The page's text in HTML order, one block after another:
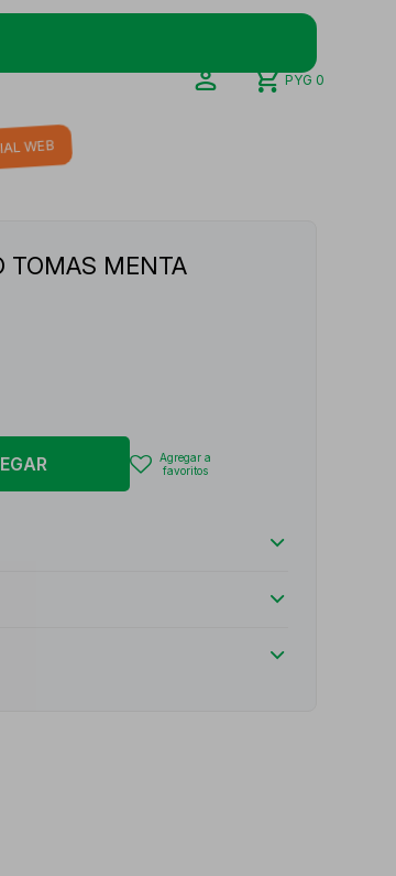
WEB
PYG 0
TOMAS MENTA